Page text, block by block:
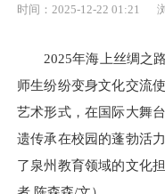
时间：2025-12-22 01:21
2025年海上丝绸之路
师生纷纷变身文化交流
艺术形式，在国际大舞
遗传承在校园的蓬勃活
了泉州教育领域的文化